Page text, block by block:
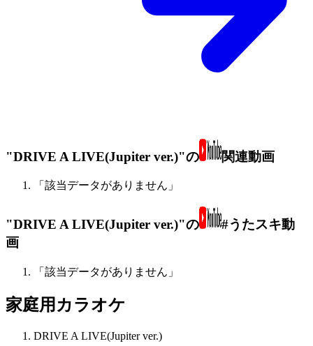
"DRIVE A LIVE(Jupiter ver.)"の 関連動画
「該当データがありません」
"DRIVE A LIVE(Jupiter ver.)"の
#うたスキ動
画
「該当データがありません」
家庭用カラオケ
DRIVE A LIVE(Jupiter ver.)